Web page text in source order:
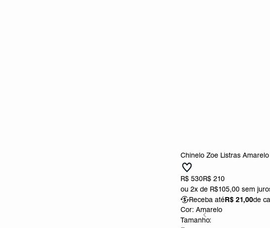
Chinelo Zoe Listras
R$ 530R$ 210
ou2x de R$105,00 sem
Receba atéR$ 21,00de
Cor:Amarelo
Tamanho: